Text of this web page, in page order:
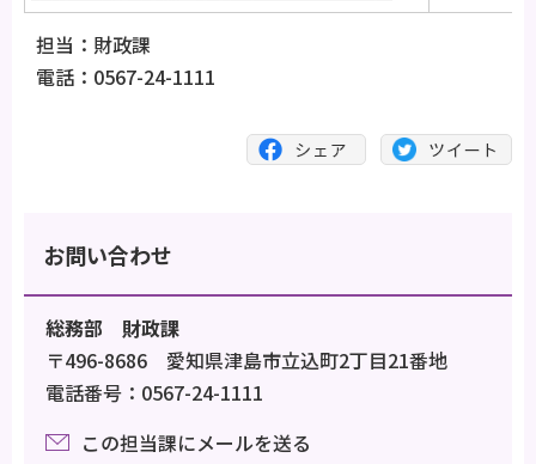
担当：財政課
電話：0567-24-1111
お問い合わせ
総務部 財政課
〒496-8686 愛知県津島市立込町2丁目21番地
電話番号：0567-24-1111
この担当課にメールを送る